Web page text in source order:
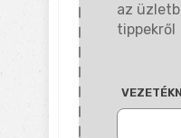
az
tippekről